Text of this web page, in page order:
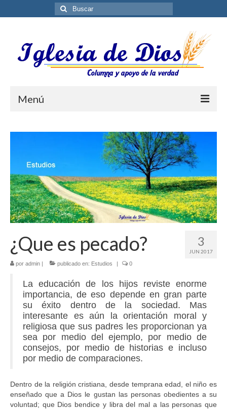
Buscar
por:
Menú
Contáctenos
3
JUN 2017
¿Que es pecado?
por admin | publicado en: Estudios | 0
La educación de los hijos reviste enorme
importancia, de eso depende en gran parte
su éxito dentro de la sociedad. Mas
interesante es aún la orientación moral y
religiosa que sus padres les proporcionan ya
sea por medio del ejemplo, por medio de
consejos, por medio de historias e incluso
por medio de comparaciones.
Dentro de la religión cristiana, desde temprana edad, el niño es
enseñado que a Dios le gustan las personas obedientes a su
voluntad; que Dios bendice y libra del mal a las personas que